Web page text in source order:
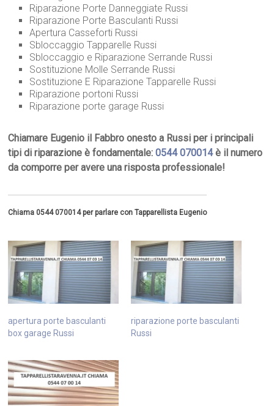
Riparazione Porte Danneggiate Russi
Riparazione Porte Basculanti Russi
Apertura Casseforti Russi
Sbloccaggio Tapparelle Russi
Sbloccaggio e Riparazione Serrande Russi
Sostituzione Molle Serrande Russi
Sostituzione E Riparazione Tapparelle Russi
Riparazione portoni Russi
Riparazione porte garage Russi
Chiamare Eugenio il Fabbro onesto a Russi per i principali
tipi di riparazione è fondamentale:0544 070014è il numero
da comporre per avere una risposta professionale!
Chiama 0544 070014 per parlare con Tapparellista Eugenio
apertura porte basculanti
box garage Russi
riparazione porte basculanti
Russi